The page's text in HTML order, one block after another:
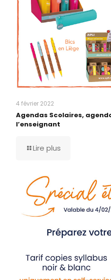
4 février 2022
Agendas Scolaires,
l’enseignant
Lire plus